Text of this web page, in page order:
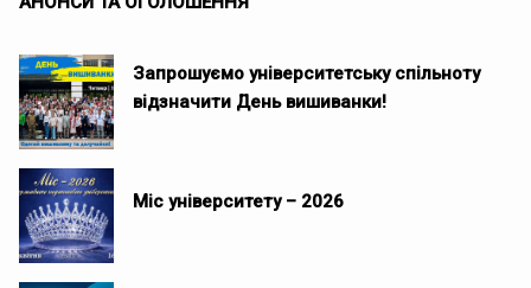
Запрошуємо університетську спільноту
відзначити День вишиванки!
Міс університету – 2026